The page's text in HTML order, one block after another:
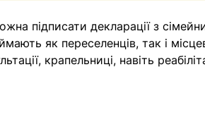
підписати декларації з
як переселенців, так і
крапельниці, навіть